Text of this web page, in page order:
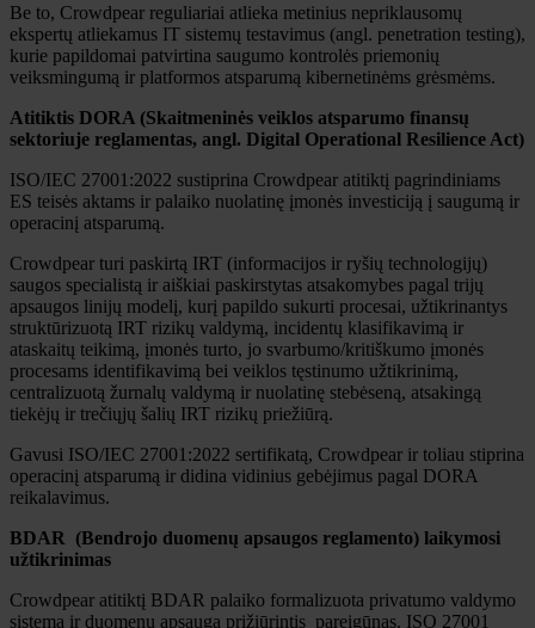
Be to, Crowdpear reguliariai atlieka metinius nepriklausomų
ekspertų atliekamus IT sistemų testavimus (angl. penetration testing),
kurie papildomai patvirtina saugumo kontrolės priemonių
veiksmingumą ir platformos atsparumą kibernetinėms grėsmėms.
Atitiktis DORA (Skaitmeninės veiklos atsparumo finansų
sektoriuje reglamentas, angl. Digital Operational Resilience Act)
ISO/IEC 27001:2022 sustiprina Crowdpear atitiktį pagrindiniams
ES teisės aktams ir palaiko nuolatinę įmonės investiciją į saugumą ir
operacinį atsparumą.
Crowdpear turi paskirtą IRT (informacijos ir ryšių technologijų)
saugos specialistą ir aiškiai paskirstytas atsakomybes pagal trijų
apsaugos linijų modelį, kurį papildo sukurti procesai, užtikrinantys
struktūrizuotą IRT rizikų valdymą, incidentų klasifikavimą ir
ataskaitų teikimą, įmonės turto, jo svarbumo/kritiškumo įmonės
procesams identifikavimą bei veiklos tęstinumo užtikrinimą,
centralizuotą žurnalų valdymą ir nuolatinę stebėseną, atsakingą
tiekėjų ir trečiųjų šalių IRT rizikų priežiūrą.
Gavusi ISO/IEC 27001:2022 sertifikatą, Crowdpear ir toliau stiprina
operacinį atsparumą ir didina vidinius gebėjimus pagal DORA
reikalavimus.
BDAR (Bendrojo duomenų apsaugos reglamento) laikymosi
užtikrinimas
Crowdpear atitiktį BDAR palaiko formalizuota privatumo valdymo
sistema ir duomenų apsaugą prižiūrintis pareigūnas. ISO 27001